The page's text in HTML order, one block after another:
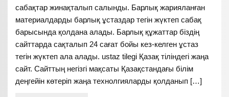
сабақтар жинақталып салынды. Барлық жарияланған
материалдарды барлық ұстаздар тегін жүктеп сабақ
барысында қолдана алады. Барлық құжаттар біздің
сайттарда сақталып 24 сағат бойы кез-келген ұстаз
тегін жүктеп ала алады. ustaz tilegi Қазақ тіліндегі жаңа
сайт. Сайттың негізгі мақсаты Қазақстандағы білім
деңгейін көтеріп жаңа технолгияларды қолданып […]